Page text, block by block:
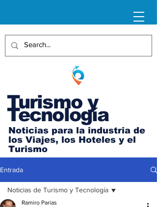
Turismo y
Tecnología
Noticias para la industria de
los Viajes, los Hoteles y el
Turismo
Entrada
Noticias de Turismo y Tecnología
Ramiro Parias